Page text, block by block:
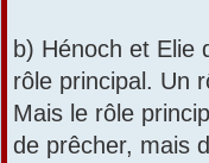
b) Hénoch et Elie
rôle principal. Un
Mais le rôle
de prêcher, mais